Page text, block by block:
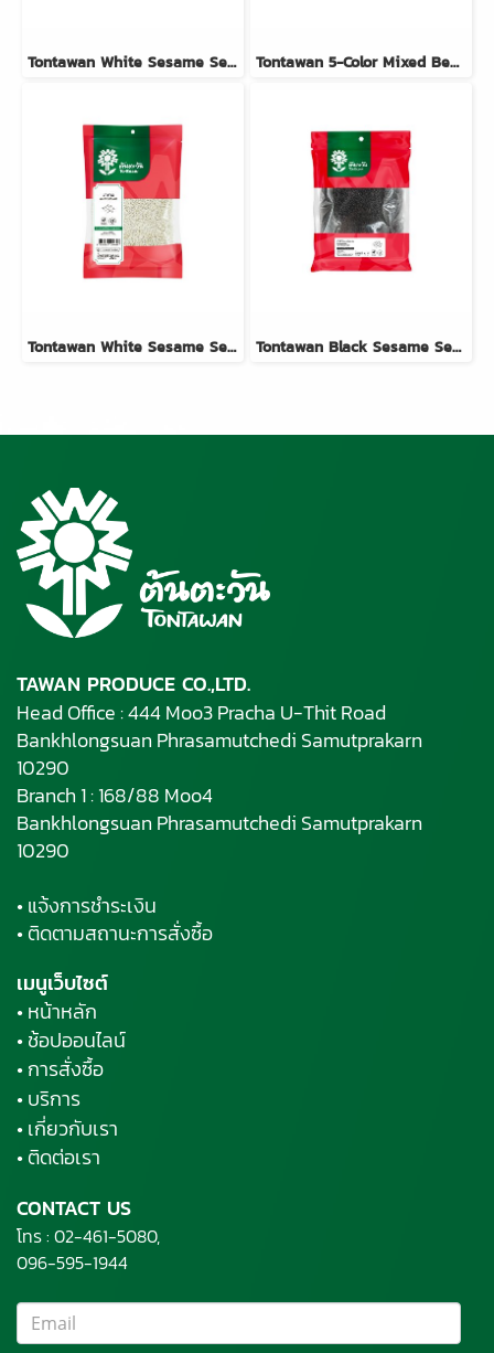
Tontawan White Sesame Seeds 1kg Tontawan 5-Color Mixed Beans 500g
Tontawan White Sesame Seeds 500g Tontawan Black Sesame Seeds 1kg
TAWAN PRODUCE CO.,LTD.
Head Office : 444 Moo3 Pracha U-Thit Road
Bankhlongsuan Phrasamutchedi Samutprakarn
10290
Branch 1 : 168/88 Moo4
Bankhlongsuan Phrasamutchedi Samutprakarn
10290
• แจ้งการชำระเงิน
• ติดตามสถานะการสั่งซื้อ
เมนูเว็บไซต์
• หน้าหลัก
• ช้อปออนไลน์
• การสั่งซื้อ
• บริการ
• เกี่ยวกับเรา
• ติดต่อเรา
CONTACT US
โทร : 02-461-5080,
096-595-1944